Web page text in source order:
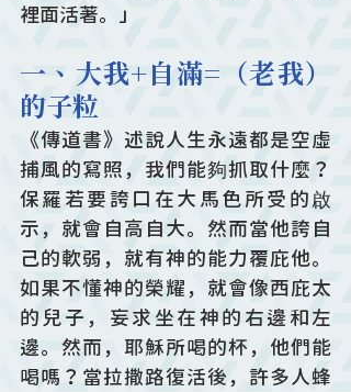
裡面活著。」
一、大我+自滿=（老我）
的子粒
《傳道書》述說人生永遠都是空虛
捕風的寫照，我們能夠抓取什麼？
保羅若要誇口在大馬色所受的啟
示，就會自高自大。然而當他誇自
己的軟弱，就有神的能力覆庇他。
如果不懂神的榮耀，就會像西庇太
的兒子，妄求坐在神的右邊和左
邊。然而，耶穌所喝的杯，他們能
喝嗎？當拉撒路復活後，許多人蜂